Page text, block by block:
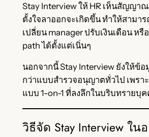
Stay Interview ให้ HR เห็นสัญญา
ตั้งใจลาออกจะเกิดขึ้น ทำให้สามา
เปลี่ยน manager ปรับเงินเดือน หรื
path ได้ตั้งแต่เนิ่นๆ
นอกจากนี้ Stay Interview ยังให้ข้
กว่าแบบสำรวจอนุญาตทั่วไป เพรา
แบบ 1-on-1 ที่ลงลึกในบริบทรายบุ
วิธีจัด Stay Interview ใน